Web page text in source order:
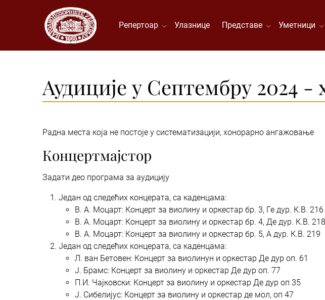
Репертоар Улазнице Представе Уметници
Аудиције у Септембру 2024
Радна места која не постоје у систематизацији, хонорарно ангажовање
Концертмајстор
Задати део програма за аудицију
Један од следећих концерата, са каденцама:
В. А. Моцарт: Концерт за виолину и оркестар бр. 3, Ге дур. К.В. 216
В. А. Моцарт: Концерт за виолину и оркестар бр. 4, Де дур. К.В. 218
В. А. Моцарт: Концерт за виолину и оркестар бр. 5, А дур. К.В. 219
Један од следећих концерата, са каденцама:
Л. ван Бетовен: Концерт за виолинун и оркестар Де дур оп. 61
Ј. Брамс: Концерт за виолину и оркестар Де дур оп. 77
П.И. Чајковски: Концерт за виолину и оркестар Де дур оп 35
Ј. Сибелијус: Концерт за виолину и оркестар де мол, оп 47